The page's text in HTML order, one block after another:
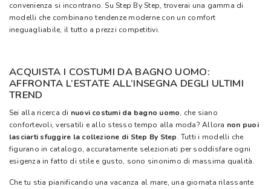
convenienza si incontrano. Su Step By Step, troverai una gamma di
modelli che combinano tendenze moderne con un comfort
ineguagliabile, il tutto a prezzi competitivi.
ACQUISTA I COSTUMI DA BAGNO UOMO:
AFFRONTA L’ESTATE ALL’INSEGNA DEGLI ULTIMI
TREND
Sei alla ricerca di nuovi costumi da bagno uomo, che siano
confortevoli, versatili e allo stesso tempo alla moda? Allora non puoi
lasciarti sfuggire la collezione di Step By Step. Tutti i modelli che
figurano in catalogo, accuratamente selezionati per soddisfare ogni
esigenza in fatto di stile e gusto, sono sinonimo di massima qualità.
Che tu stia pianificando una vacanza al mare, una giornata rilassante